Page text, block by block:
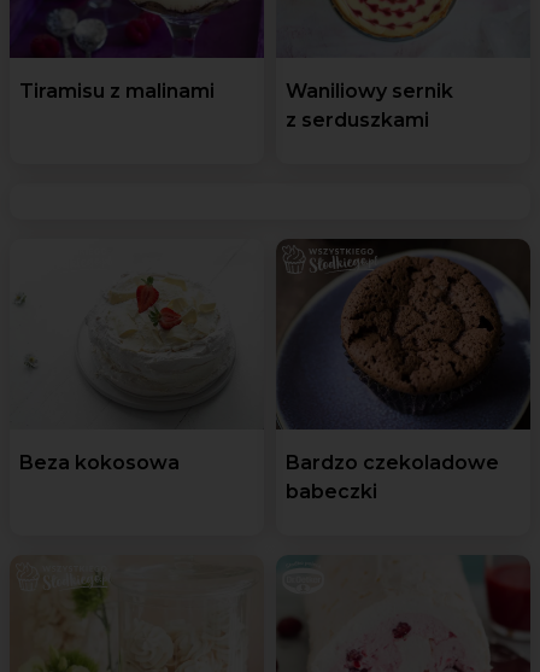
Tiramisu z malinami
Waniliowy sernik
z serduszkami
Beza kokosowa
Bardzo czekoladowe
babeczki